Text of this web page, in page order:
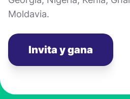
Moldavia.
Invita y gana